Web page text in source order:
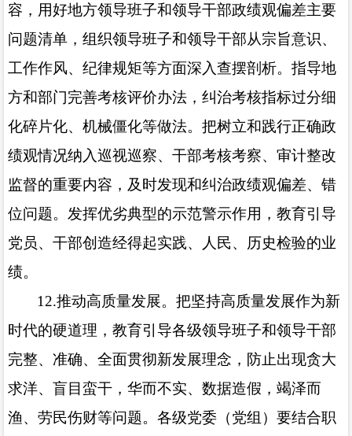
容，用好地方领导班子和领导干部政绩观偏差主要
问题清单，组织领导班子和领导干部从宗旨意识、
工作作风、纪律规矩等方面深入查摆剖析。指导地
方和部门完善考核评价办法，纠治考核指标过分细
化碎片化、机械僵化等做法。把树立和践行正确政
绩观情况纳入巡视巡察、干部考核考察、审计整改
监督的重要内容，及时发现和纠治政绩观偏差、错
位问题。发挥优劣典型的示范警示作用，教育引导
党员、干部创造经得起实践、人民、历史检验的业
绩。
12.推动高质量发展。把坚持高质量发展作为新
时代的硬道理，教育引导各级领导班子和领导干部
完整、准确、全面贯彻新发展理念，防止出现贪大
求洋、盲目蛮干，华而不实、数据造假，竭泽而
渔、劳民伤财等问题。各级党委（党组）要结合职